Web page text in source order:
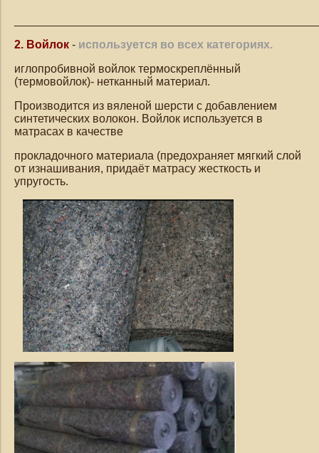
2. Войлок - используется во всех категориях.
иглопробивной войлок термоскреплённый
(термовойлок)- нетканный материал.
Производится из вяленой шерсти с добавлением
синтетических волокон. Войлок используется в
матрасах в качестве
прокладочного материала (предохраняет мягкий слой
от изнашивания, придаёт матрасу жесткость и
упругость.